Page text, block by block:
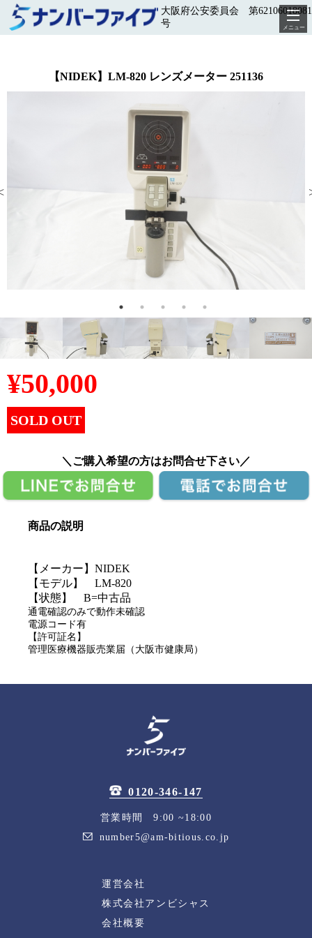
大阪府公安委員会 第
号
メニュー
【NIDEK】LM-820 レンズメーター 251136
¥50,000
SOLD OUT
＼ご購入希望の方はお問合せ下さい／
商品の説明
【メーカー】NIDEK
【モデル】 LM-820
【状態】 B=中古品
通電確認のみで動作未確認
電源コード有
【許可証名】
管理医療機器販売業届（大阪市健康局）
0120-346-147
営業時間 9:00 ~18:00
number5@am-bitious.co.jp
運営会社
株式会社アンビシャス
会社概要